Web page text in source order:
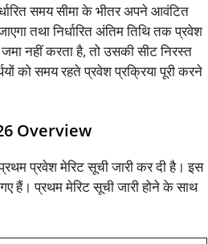
समय सीमा के भीतर अपने आवंटित
तथा निर्धारित अंतिम तिथि तक प्रवेश
नहीं करता है, तो उसकी सीट निरस्त
को समय रहते प्रवेश प्रक्रिया पूरी करने
Overview
प्रवेश मेरिट सूची जारी कर दी है। इस
गए हैं। प्रथम मेरिट सूची जारी होने के साथ